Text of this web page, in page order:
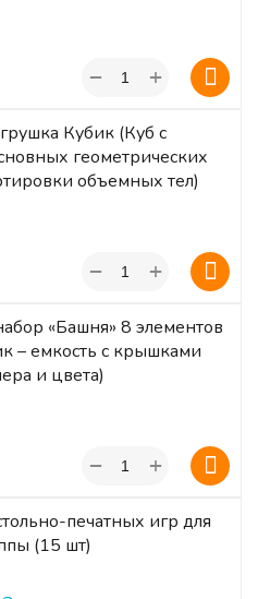
+
−
Кубик (Куб с
геометрических
объемных тел)
+
−
«Башня» 8 элементов
– емкость с крышками
и цвета)
+
−
печатных игр для
(15 шт)